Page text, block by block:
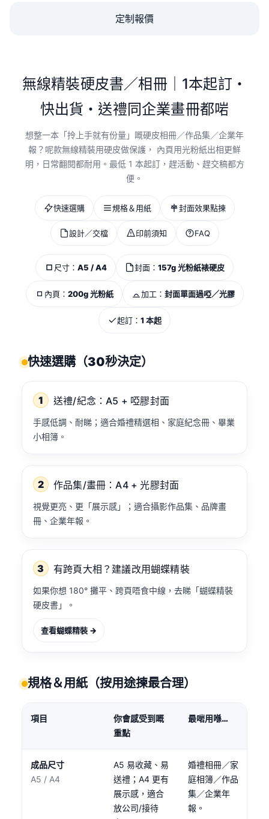
定制報價
無線精裝硬皮書／相冊｜1本起訂・
快出貨・送禮同企業畫冊都啱
想整一本「拎上手就有份量」嘅硬皮相冊／作品集／企業年
報？呢款無線精裝用硬皮做保護， 內頁用光粉紙出相更鮮
明，日常翻閱都耐用。最低 1 本起訂，趕活動、趕交稿都方
便。
快速選購 規格＆用紙 封面效果點揀
設計／交檔 印前須知 FAQ
尺寸： A5 / A4 封面： 157g 光粉紙裱硬皮
內頁： 200g 光粉紙 加工： 封面單面過啞／光膠
起訂： 1 本起
快速選購（30秒決定）
1 送禮/紀念：A5 + 啞膠封面
手感低調、耐睇；適合婚禮精選相、家庭紀念冊、畢業
小相簿。
2 作品集/畫冊：A4 + 光膠封面
視覺更亮、更「展示感」；適合攝影作品集、品牌畫
冊、企業年報。
3 有跨頁大相？建議改用蝴蝶精裝
如果你想 180° 攤平、跨頁唔食中線，去睇「蝴蝶精裝
硬皮書」。
查看蝴蝶精裝 →
規格＆用紙（按用途揀最合理）
項目
你會感受到嘅
重點
最啱用喺…
成品尺寸
A5 / A4
A5 易收藏、易
送禮；A4 更有
展示感，適合
放公司/接待
婚禮相冊／家
庭相簿／作品
集／企業年
報。